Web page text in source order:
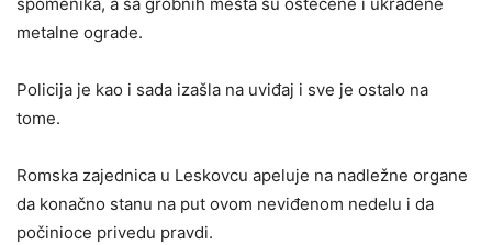
spomenika, a sa grobnih mesta su oštećene i ukradene
metalne ograde.
Policija je kao i sada izašla na uviđaj i sve je ostalo na
tome.
Romska zajednica u Leskovcu apeluje na nadležne organe
da konačno stanu na put ovom neviđenom nedelu i da
počinioce privedu pravdi.